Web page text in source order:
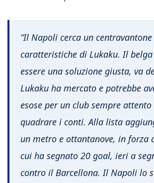
“Il Napoli cerca un
caratteristiche di Lukaku. Il
essere una soluzione giusta, va
Lukaku ha mercato e potrebbe
esose per un club sempre
quadrare i conti. Alla lista
un metro e ottantanove, in forza
cui ha segnato 20 goal, ieri a
contro il Barcellona. Il Napoli lo